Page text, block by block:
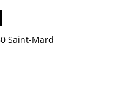
Saint-Mard